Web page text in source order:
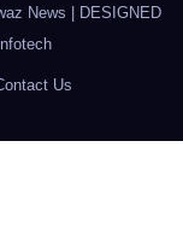
News | DESIGNED
Us